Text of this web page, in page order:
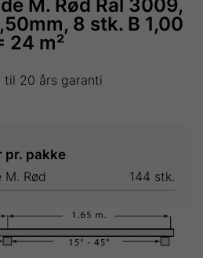
M. Rød Ral 3009,
8 stk. B 1,00
24 m²
til 20 års garanti
pr. pakke
M. Rød
144 stk.